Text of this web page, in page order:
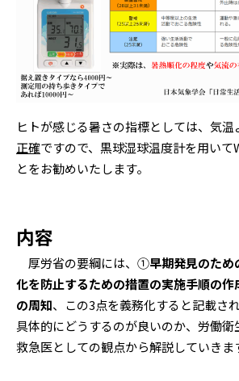
ヒトが感じる暑さの指標としては、気温
正確ですので、黒球湿球温度計を用いて
とをお勧めいたします。
内容
厚労省の要綱には、①早期発見のため
化を防止するための措置の実施手順の作
の周知、この3点を義務化すると記載され
具体的にどうするのが良いのか、労働衛
救急医としての観点から解説していきま